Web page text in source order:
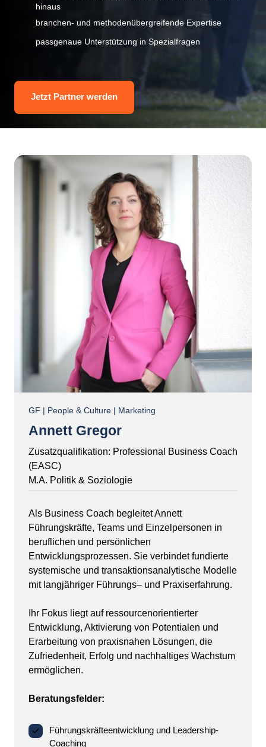
hinaus
branchen- und methodenübergreifende Expertise
passgenaue Unterstützung in Spezialfragen
Jetzt Partner werden
GF | People & Culture | Marketing
Annett Gregor
Zusatzqualifikation: Professional Business
(EASC)
M.A. Politik & Soziologie
Als Business Coach begleitet
Annett
Führungskräfte, Teams und Einzelpersonen
beruflichen und
Entwicklungsprozessen. Sie verbindet
systemische und transaktionsanalytische
mit langjähriger Führungs‒ und Praxiserfahrung.
Ihr Fokus liegt auf
Entwicklung, Aktivierung von Potentialen
Erarbeitung von praxisnahen Lösungen,
Zufriedenheit, Erfolg und nachhaltiges
ermöglichen.
Beratungsfelder:
Führungskräfteentwicklung und Leadership-
Coaching